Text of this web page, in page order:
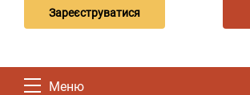
Зареєструватися
Меню